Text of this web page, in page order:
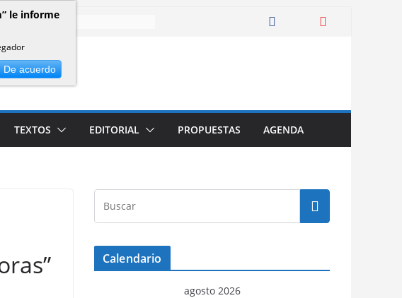
TEXTOS EDITORIAL PROPUESTAS AGENDA
Calendario
agosto 2026
le informe
De acuerdo